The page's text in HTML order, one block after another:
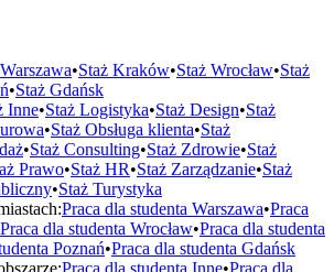
Warszawa•Staż Kraków•Staż Wrocław•Staż
•Staż Gdańsk
Inne•Staż Logistyka•Staż Design•Staż
•Staż Obsługa klienta•Staż
•Staż Consulting•Staż Zdrowie•Staż
Prawo•Staż HR•Staż Zarządzanie•Staż
•Staż Turystyka
Praca dla studenta Warszawa•Praca
Praca dla studenta Wrocław•Praca dla studenta
Poznań•Praca dla studenta Gdańsk